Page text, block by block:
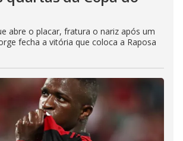
abre o placar, fratura o nariz após um
fecha a vitória que coloca a Raposa